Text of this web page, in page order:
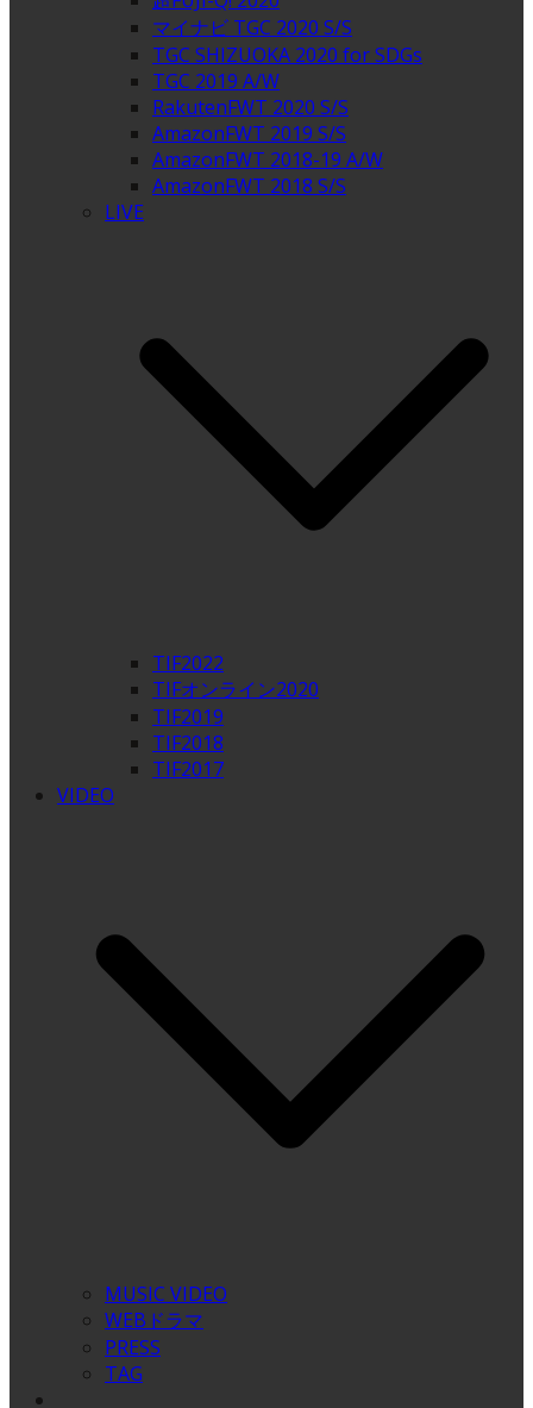
マイナビ TGC 2020 S/S
TGC SHIZUOKA 2020 for SDGs
TGC 2019 A/W
RakutenFWT 2020 S/S
AmazonFWT 2019 S/S
AmazonFWT 2018-19 A/W
AmazonFWT 2018 S/S
LIVE
TIF2022
TIFオンライン2020
TIF2019
TIF2018
TIF2017
VIDEO
MUSIC VIDEO
WEBドラマ
PRESS
TAG